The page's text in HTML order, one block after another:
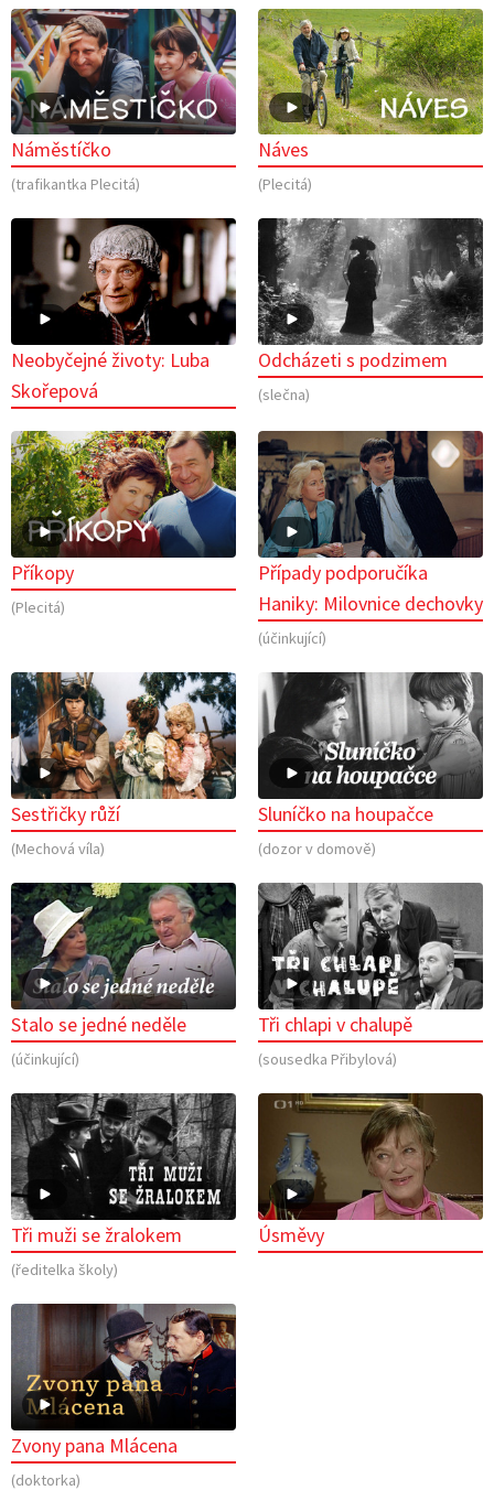
Náměstíčko
(trafikantka Plecitá)
Náves
(Plecitá)
Neobyčejné životy: Luba
Skořepová
Odcházeti s podzimem
(slečna)
Příkopy
(Plecitá)
Případy podporučíka
Haniky: Milovnice dechovky
(účinkující)
Sestřičky růží
(Mechová víla)
Sluníčko na houpačce
(dozor v domově)
Stalo se jedné neděle
(účinkující)
Tři chlapi v chalupě
(sousedka Přibylová)
Tři muži se žralokem
(ředitelka školy)
Úsměvy
Zvony pana Mlácena
(doktorka)